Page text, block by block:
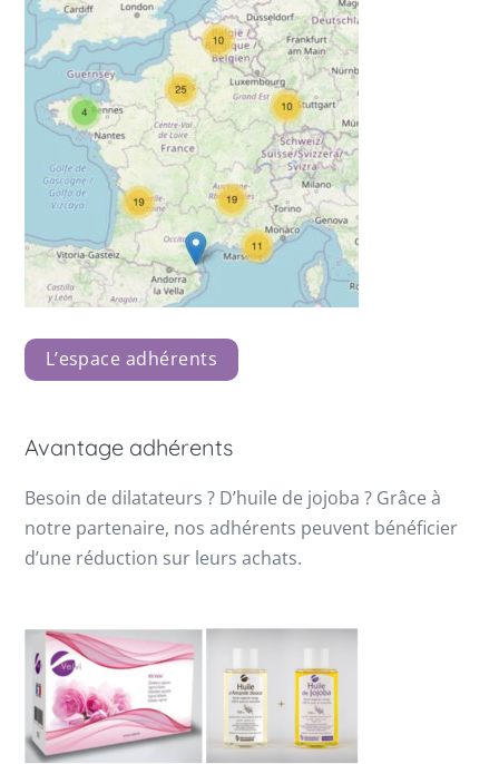
L’espace adhérents
Avantage adhérents
Besoin de dilatateurs ? D’huile de jojoba ? Grâce à
notre partenaire, nos adhérents peuvent bénéficier
d’une réduction sur leurs achats.